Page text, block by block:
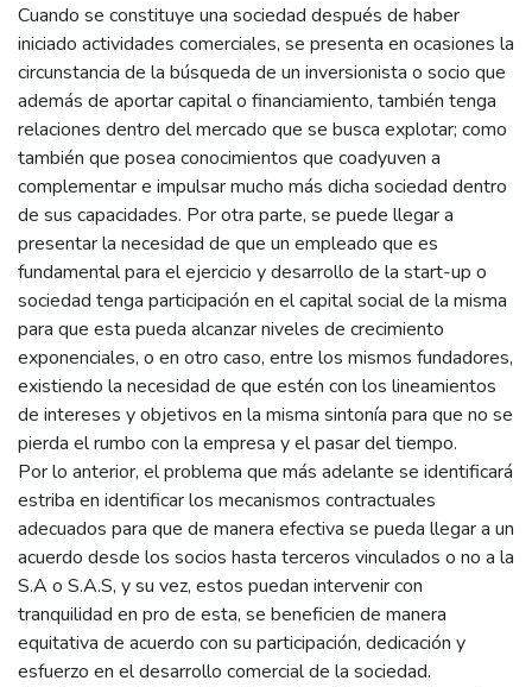
Cuando se constituye una sociedad después de haber
iniciado actividades comerciales, se presenta en ocasiones la
circunstancia de la búsqueda de un inversionista o socio que
además de aportar capital o financiamiento, también tenga
relaciones dentro del mercado que se busca explotar; como
también que posea conocimientos que coadyuven a
complementar e impulsar mucho más dicha sociedad dentro
de sus capacidades. Por otra parte, se puede llegar a
presentar la necesidad de que un empleado que es
fundamental para el ejercicio y desarrollo de la start-up o
sociedad tenga participación en el capital social de la misma
para que esta pueda alcanzar niveles de crecimiento
exponenciales, o en otro caso, entre los mismos fundadores,
existiendo la necesidad de que estén con los lineamientos
de intereses y objetivos en la misma sintonía para que no se
pierda el rumbo con la empresa y el pasar del tiempo.
Por lo anterior, el problema que más adelante se identificará
estriba en identificar los mecanismos contractuales
adecuados para que de manera efectiva se pueda llegar a un
acuerdo desde los socios hasta terceros vinculados o no a la
S.A o S.A.S, y su vez, estos puedan intervenir con
tranquilidad en pro de esta, se beneficien de manera
equitativa de acuerdo con su participación, dedicación y
esfuerzo en el desarrollo comercial de la sociedad.